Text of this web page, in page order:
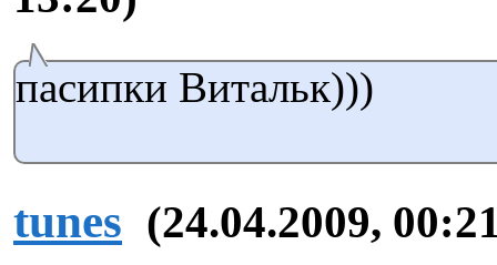
пасипки Витальк)))
tunes (24.04.2009,